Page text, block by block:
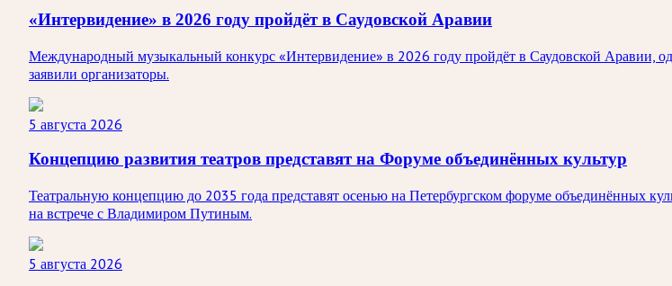
«Интервидение» в 2026 году пройдёт в Саудовской Аравии
Международный музыкальный конкурс «Интервидение» в 2026 году пройдёт в Саудовской Аравии,
заявили организаторы.
5 августа 2026
Концепцию развития театров представят на Форуме объединённых культур
Театральную концепцию до 2035 года представят осенью на Петербургском форуме объединённых
на встрече с Владимиром Путиным.
5 августа 2026